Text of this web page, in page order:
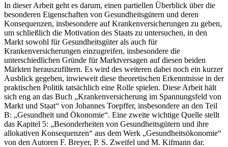
In dieser Arbeit geht es darum, einen partiellen Überblick über die
besonderen Eigenschaften von Gesundheitsgütern und deren
Konsequenzen, insbesondere auf Krankenversicherungen zu geben,
um schließlich die Motivation des Staats zu untersuchen, in den
Markt sowohl für Gesundheitsgüter als auch für
Krankenversicherungen einzugreifen, insbesondere die
unterschiedlichen Gründe für Marktversagen auf diesen beiden
Märkten herauszufiltern. Es wird des weiteren dabei noch ein kurzer
Ausblick gegeben, inwieweit diese theoretischen Erkenntnisse in der
praktischen Politik tatsächlich eine Rolle spielen. Diese Arbeit hält
sich eng an das Buch „Krankenversicherung im Spannungsfeld von
Markt und Staat“ von Johannes Toepffer, insbesondere an den Teil
B: „Gesundheit und Ökonomie“. Eine zweite wichtige Quelle stellt
das Kapitel 5: „Besonderheiten von Gesundheitsgütern und ihre
allokativen Konsequenzen“ aus dem Werk „Gesundheitsökonomie“
von den Autoren F. Breyer, P. S. Zweifel und M. Kifmann dar.